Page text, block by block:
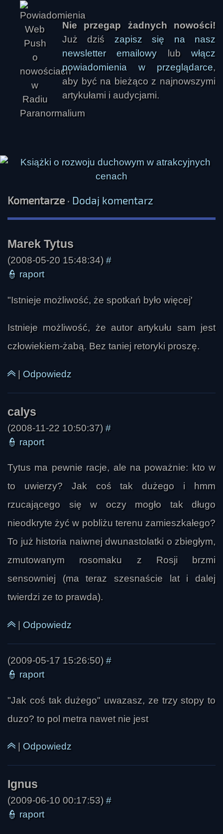
Nie przegap żadnych nowości!
Już dziś zapisz się na nasz
newsletter emailowy lubwłącz
powiadomienia w przeglądarce,
aby być na bieżąco z najnowszymi
artykułami i audycjami.
Komentarze· Dodaj komentarz
(2008-05-20 15:48:34) #
👮 raport
"Istnieje możliwość, że spotkań było więcej'
Istnieje możliwość, że autor artykułu sam jest
człowiekiem-żabą. Bez taniej retoryki proszę.
Odpowiedz
(2008-11-22 10:50:37) #
👮 raport
Tytus ma pewnie racje, ale na poważnie: kto w
to uwierzy? Jak coś tak dużego i hmm
rzucającego się w oczy mogło tak długo
nieodkryte żyć w pobliżu terenu zamieszkałego?
To już historia naiwnej dwunastolatki o zbiegłym,
zmutowanym rosomaku z Rosji brzmi
sensowniej (ma teraz szesnaście lat i dalej
twierdzi ze to prawda).
Odpowiedz
(2009-05-17 15:26:50) #
👮 raport
"Jak coś tak dużego" uwazasz, ze trzy stopy to
duzo? to pol metra nawet nie jest
Odpowiedz
Ignus
(2009-06-10 00:17:53) #
👮 raport
skaza
bauaser-kun